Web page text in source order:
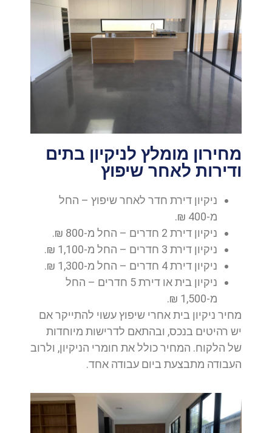
מחירון מומלץ לניקיון בתים
ודירות לאחר שיפוץ
ניקיון דירת חדר לאחר שיפוץ – החל
מ-400 ₪.
ניקיון דירת 2 חדרים – החל מ-800 ₪.
ניקיון דירת 3 חדרים – החל מ-1,100 ₪.
ניקיון דירת 4 חדרים – החל מ-1,300 ₪.
ניקיון בית או דירת 5 חדרים – החל
מ-1,500 ₪.
מחיר ניקיון בית אחרי שיפוץ עשוי להתייקר אם
יש רהיטים בנכס, ובהתאם לדרישות מיוחדות
של הלקוח. המחיר כולל את חומרי הניקיון, ולרוב
העבודה מתבצעת ביום עבודה אחד.